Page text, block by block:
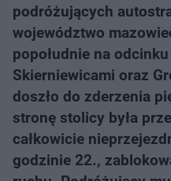
podróżujących
województwo
popołudnie na
Skierniewicami oraz
doszło do zderzenia
stronę stolicy była
całkowicie
godzinie 22.,